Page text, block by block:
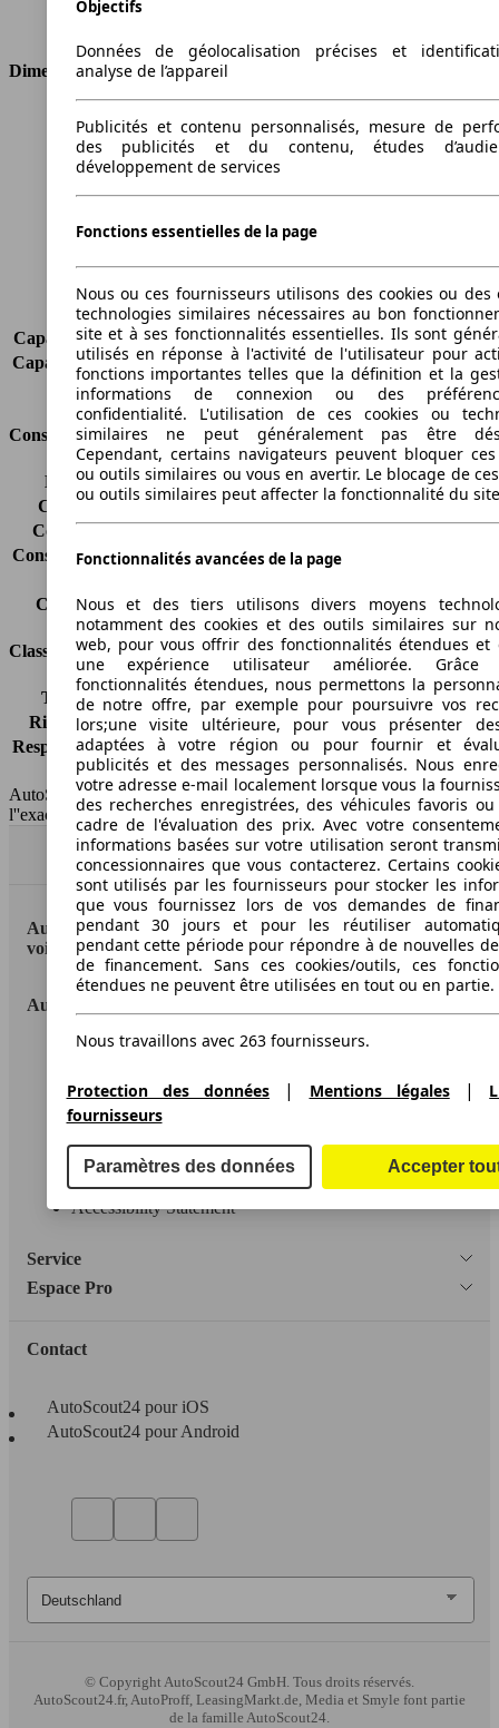
Dimensions
Longueur
4575 mm
Hauteur
1675 mm
Largeur
Empattement
2630 mm
Charge maximale
447 kg
Portes
5
Sièges
5
Charge sur toit
-
Capacité de remorquage (sans freins) 600 kg
Capacité de remorquage (avec freins) 2000 kg
Volume du coffre
442 - 955 l
Consommation
Émissions de CO2*
149 g/km (komb.)
Consommation (ville)
6.5 l/100km
Consommation (route)
Consommation (combinée)* 5.6 l/100km
Capacité du réservoir
58 l
Classes d'assurance
Tous risques
-
Risques partiels
-
Responsabilité civile
HSN/TSN
n.c./RE673
AutoScout24 France SAS décline toute responsabilité concernant
l''exactitude des indications fournies.
Haut
AutoScout24: la plus grande plateforme en ligne de
voitures en Europe
AutoScout24
Conditions d'utilisation
Protection des données
Accessibility Statement
Service
Espace Pro
Contact
AutoScout24 pour iOS
AutoScout24 pour Android
© CopyrightAutoScout24 GmbH. Tous droits réservés.
AutoScout24.fr, AutoProff, LeasingMarkt.de, Media et Smyle font partie
de la famille AutoScout24.
Objectifs
Données de géolocalisation précises et
analyse de l’appareil
Publicités et contenu personnalisés, mesure de
des publicités et du contenu, études
développement de services
Fonctions essentielles de la page
Nous ou ces fournisseurs utilisons des cookies ou des
technologies similaires nécessaires au bon
site et à ses fonctionnalités essentielles. Ils sont
utilisés en réponse à l'activité de l'utilisateur pour
fonctions importantes telles que la définition et la
informations de connexion ou des
confidentialité. L'utilisation de ces cookies ou
similaires ne peut généralement pas être
Cependant, certains navigateurs peuvent bloquer ces
ou outils similaires ou vous en avertir. Le blocage de
ou outils similaires peut affecter la fonctionnalité du
Fonctionnalités avancées de la page
Nous et des tiers utilisons divers moyens
notamment des cookies et des outils similaires sur
web, pour vous offrir des fonctionnalités étendues et
une expérience utilisateur améliorée.
fonctionnalités étendues, nous permettons la
de notre offre, par exemple pour poursuivre vos
lors;une visite ultérieure, pour vous présenter
adaptées à votre région ou pour fournir et
publicités et des messages personnalisés. Nous
votre adresse e-mail localement lorsque vous la
des recherches enregistrées, des véhicules favoris
cadre de l'évaluation des prix. Avec votre
informations basées sur votre utilisation seront
concessionnaires que vous contacterez. Certains
sont utilisés par les fournisseurs pour stocker les
que vous fournissez lors de vos demandes de
pendant 30 jours et pour les réutiliser
pendant cette période pour répondre à de nouvelles
de financement. Sans ces cookies/outils, ces
étendues ne peuvent être utilisées en tout ou en partie.
Nous travaillons avec 263 fournisseurs.
Protection des données | Mentions légales|
fournisseurs
Paramètres des données Accepter